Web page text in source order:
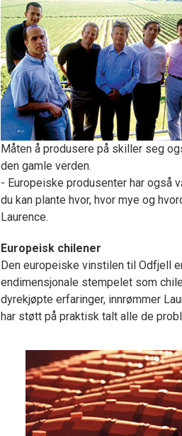
Måten å produsere på skiller seg
den gamle verden.
- Europeiske produsenter har også
du kan plante hvor, hvor mye og
Laurence.
Europeisk chilener
Den europeiske vinstilen til Odfjell
endimensjonale stempelet som
dyrekjøpte erfaringer, innrømmer
har støtt på praktisk talt alle de